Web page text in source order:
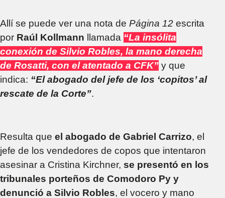
Allí se puede ver una nota de Página 12 escrita
por Raúl Kollmann llamada “La insólita
conexión de Silvio Robles, la mano derecha
de Rosatti, con el atentado a CFK” y que
indica: “El abogado del jefe de los ‘copitos’ al
rescate de la Corte”.
Resulta que el abogado de Gabriel Carrizo, el
jefe de los vendedores de copos que intentaron
asesinar a Cristina Kirchner, se presentó en los
tribunales porteños de Comodoro Py y
denunció a Silvio Robles, el vocero y mano